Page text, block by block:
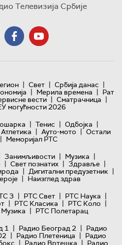
Телевизија Србије
| Свет | Србија данас |
| Мерила времена | Рат
вести | Сматрачница |
могућности 2026
| Тенис | Одбојка |
Атлетика | Ауто-мото | Остали
| Меморијал РТС
Занимљивости | Музика |
| Свет познатих | Здравље |
| Дигитални предузетник |
| Наизглед здрав
3 | РТС Свет | РТС Наука |
| РТС Класика | РТС Коло |
| РТС Полетарац
1 | Радио Београд 2 | Радио
| Радио Плетеница | Радио
| Радио Вртешка | Радио